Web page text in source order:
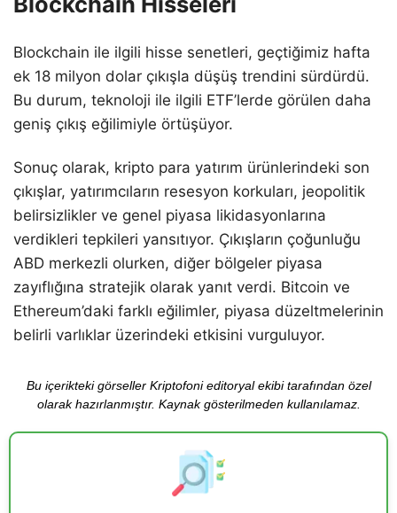
Blockchain ile ilgili hisse senetleri, geçtiğimiz hafta
ek 18 milyon dolar çıkışla düşüş trendini sürdürdü.
Bu durum, teknoloji ile ilgili ETF’lerde görülen daha
geniş çıkış eğilimiyle örtüşüyor.
Sonuç olarak, kripto para yatırım ürünlerindeki son
çıkışlar, yatırımcıların resesyon korkuları, jeopolitik
belirsizlikler ve genel piyasa likidasyonlarına
verdikleri tepkileri yansıtıyor. Çıkışların çoğunluğu
ABD merkezli olurken, diğer bölgeler piyasa
zayıflığına stratejik olarak yanıt verdi. Bitcoin ve
Ethereum’daki farklı eğilimler, piyasa düzeltmelerinin
belirli varlıklar üzerindeki etkisini vurguluyor.
Bu içerikteki görseller Kriptofoni editoryal ekibi tarafından özel
olarak hazırlanmıştır. Kaynak gösterilmeden kullanılamaz.